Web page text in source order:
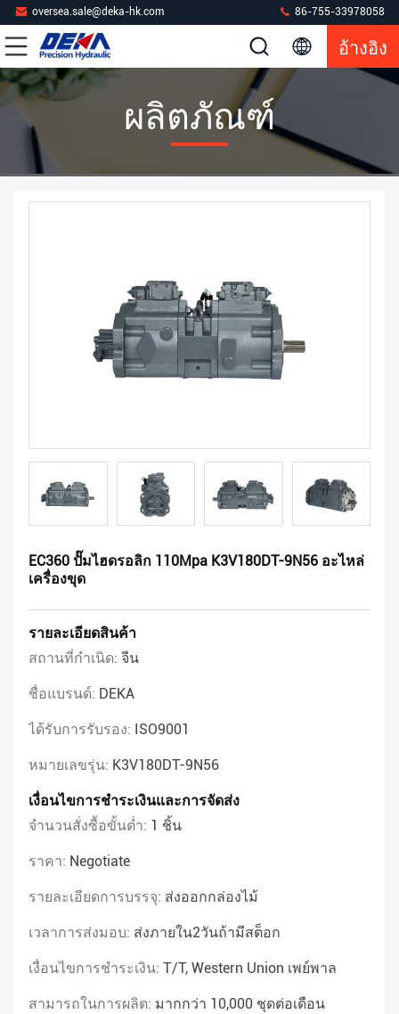
oversea.sale@deka-hk.com 86-755-33978058
อ้างอิง
ผลิตภัณฑ์
EC360 ปั๊มไฮดรอลิก 110Mpa K3V180DT-9N56 อะไหล่
เครื่องขุด
รายละเอียดสินค้า
สถานที่กำเนิด: จีน
ชื่อแบรนด์: DEKA
ได้รับการรับรอง: ISO9001
หมายเลขรุ่น: K3V180DT-9N56
เงื่อนไขการชำระเงินและการจัดส่ง
จำนวนสั่งซื้อขั้นต่ำ: 1 ชิ้น
ราคา: Negotiate
รายละเอียดการบรรจุ: ส่งออกกล่องไม้
เวลาการส่งมอบ: ส่งภายใน2วันถ้ามีสต็อก
เงื่อนไขการชำระเงิน: T/T, Western Union เพย์พาล
สามารถในการผลิต: มากกว่า 10,000 ชุดต่อเดือน